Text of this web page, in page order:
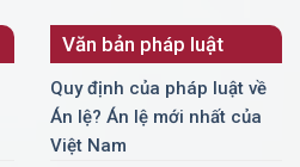
Văn bản pháp luật
Quy định của pháp luật về
Án lệ? Án lệ mới nhất của
Việt Nam